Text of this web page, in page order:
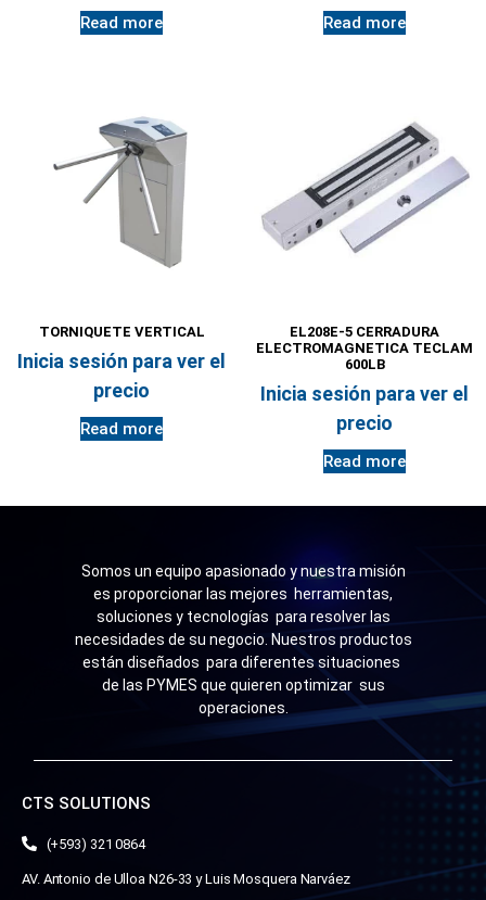
Read more Read more
TORNIQUETE VERTICAL
Inicia sesión para ver el
precio
Read more
EL208E-5 CERRADURA
ELECTROMAGNETICA TECLAM
600LB
Inicia sesión para ver el
precio
Read more
Somos un equipo apasionado y nuestra misión
es proporcionar las mejores herramientas,
soluciones y tecnologías para resolver las
necesidades de su negocio. Nuestros productos
están diseñados para diferentes situaciones
de las PYMES que quieren optimizar sus
operaciones.
CTS SOLUTIONS
(+593) 321 0864
AV. Antonio de Ulloa N26-33 y Luis Mosquera Narváez